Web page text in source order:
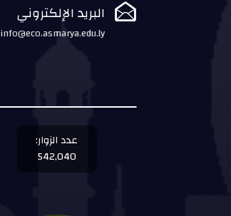
 البريد الإلكتروني
info@eco.asmarya.edu.ly
عدد الزوار:
542,040